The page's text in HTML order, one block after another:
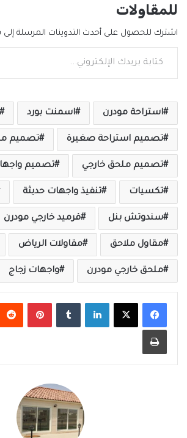
للمقاولات
اشترك للحصول على أحدث التدوينات المرسلة إلى
كتابة بريدك الإلكتروني...
استراحة مودرن اسمنت بورد
تصميم استراحة صغيرة تصميم
تصميم ملحق خارجي تصميم
تكسيات تنفيذ واجهات حديثة
سندوتش بنل قرميد خارجي مودرن
مقاول ملاحق مقاولات الرياض
ملحق خارجي مودرن واجهات زجاج
لينكدإن بينتيريست